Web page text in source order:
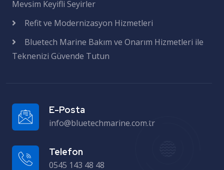
Mevsim Keyifli Seyirler
Refit ve Modernizasyon Hizmetleri
Bluetech Marine Bakım ve Onarım Hizmetleri ile
Teknenizi Güvende Tutun
E-Posta
info@bluetechmarine.com.tr
Telefon
0545 143 48 48